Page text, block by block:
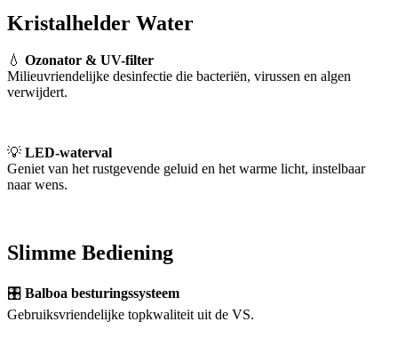
Kristalhelder Water
💧 Ozonator & UV-filter
Milieuvriendelijke desinfectie die bacteriën, virussen en algen
verwijdert.
💡 LED-waterval
Geniet van het rustgevende geluid en het warme licht, instelbaar
naar wens.
Slimme Bediening
🎛 Balboa besturingssysteem
Gebruiksvriendelijke topkwaliteit uit de VS.